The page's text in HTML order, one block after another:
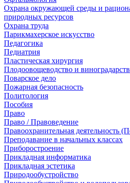
Охрана окружающей среды и
природных ресурсов
Охрана труда
Парикмахерское искусство
Педагогика
Педиатрия
Пластическая хирургия
Плодоовощеводство и
Поварское дело
Пожарная безопасность
Политология
Пособия
Право
Право / Правоведение
Правоохранительная деятельность
Преподавание в начальных классах
Приборостроение
Прикладная информатика
Прикладная эстетика
Природообустройство